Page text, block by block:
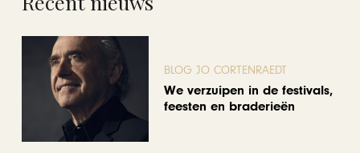
BLOG JO CORTENRAEDT
We verzuipen in de festivals,
feesten en braderieën